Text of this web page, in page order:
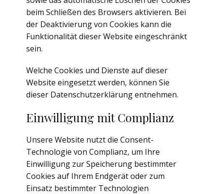
beim Schließen des Browsers aktivieren. Bei
der Deaktivierung von Cookies kann die
Funktionalität dieser Website eingeschränkt
sein.
Welche Cookies und Dienste auf dieser
Website eingesetzt werden, können Sie
dieser Datenschutzerklärung entnehmen.
Einwilligung mit Complianz
Unsere Website nutzt die Consent-
Technologie von Complianz, um Ihre
Einwilligung zur Speicherung bestimmter
Cookies auf Ihrem Endgerät oder zum
Einsatz bestimmter Technologien